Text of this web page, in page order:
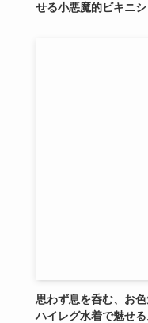
せる小悪魔的ビキニシ
思わず息を呑む、お色
ハイレグ水着で魅せ